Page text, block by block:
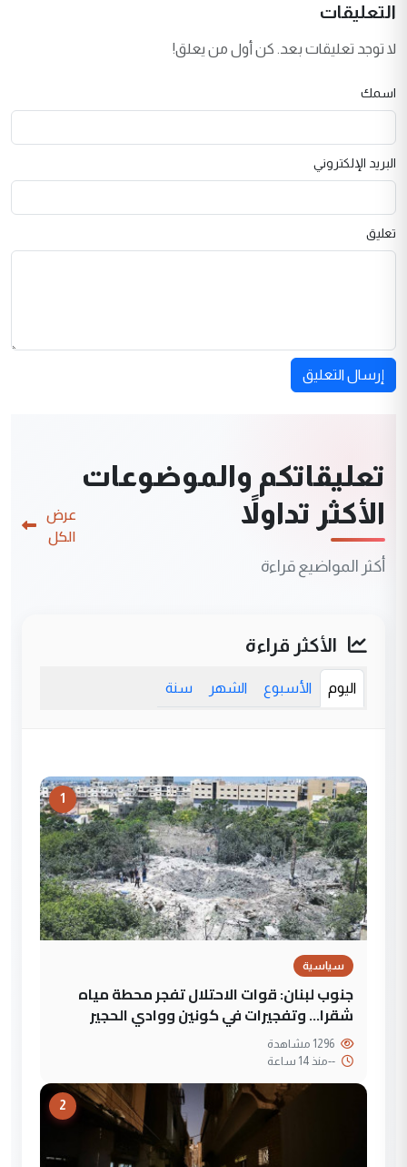
التعليقات
لا توجد تعليقات بعد. كن أول من يعلق!
اسمك
البريد الإلكتروني
تعليق
إرسال التعليق
تعليقاتكم والموضوعات
الأكثر تداولاً
أكثر المواضيع قراءة
عرض
الكل
الأكثر قراءة
اليوم الأسبوع الشهر سنة
1
سياسية
جنوب لبنان: قوات الاحتلال تفجر محطة مياه
شقرا… وتفجيرات في كونين ووادي الحجير
--منذ 14 ساعة
2